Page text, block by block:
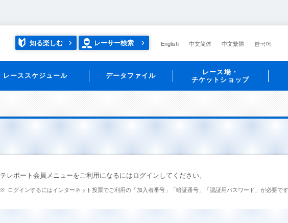
知る楽しむ レーサー検索 English 中文简体 中文繁體 한국어
レーススケジュール データファイル
レース場・
チケットショップ
テレボート会員メニューをご利用になるにはログインしてください。
ログインするにはインターネット投票でご利用の「加入者番号」「暗証番号」「認証用パスワード」が必要です